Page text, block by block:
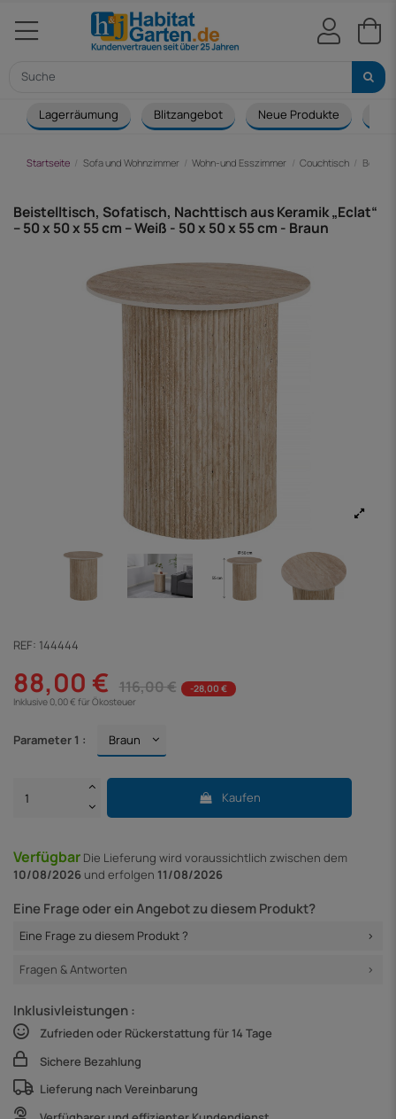
Lagerräumung Blitzangebot Neue Produkte
Startseite Sofa und Wohnzimmer Wohn-und Esszimmer Couchtisch
Beistelltisch, Sofatisch, Nachttisch aus Keramik „Eclat“
– 50 x 50 x 55 cm – Weiß - 50 x 50 x 55 cm - Braun
REF: 144444
88,00 € 116,00 €
-28,00 €
Inklusive 0,00 € für Ökosteuer
Parameter 1 :
Kaufen
Verfügbar Die Lieferung wird voraussichtlich zwischen dem
10/08/2026 und erfolgen 11/08/2026
Eine Frage oder ein Angebot zu diesem Produkt?
Eine Frage zu diesem Produkt ?
Fragen & Antworten
Inklusivleistungen :
Zufrieden oder Rückerstattung für 14 Tage
Sichere Bezahlung
Lieferung nach Vereinbarung